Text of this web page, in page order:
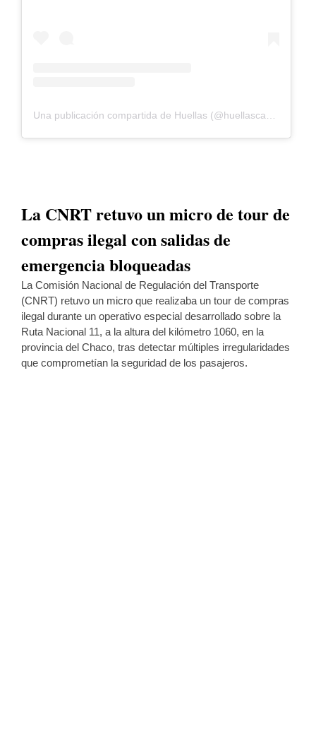
La CNRT retuvo un micro de tour de
compras ilegal con salidas de
emergencia bloqueadas
La Comisión Nacional de Regulación del Transporte
(CNRT) retuvo un micro que realizaba un tour de compras
ilegal durante un operativo especial desarrollado sobre la
Ruta Nacional 11, a la altura del kilómetro 1060, en la
provincia del Chaco, tras detectar múltiples irregularidades
que comprometían la seguridad de los pasajeros.